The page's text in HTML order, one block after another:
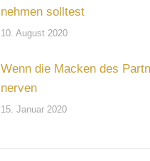
nehmen solltest
10. August 2020
Wenn die Macken des
nerven
15. Januar 2020